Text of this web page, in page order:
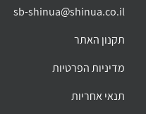
sb-shinua@shinua.co.il
תקנון האתר
מדיניות הפרטיות
תנאי אחריות